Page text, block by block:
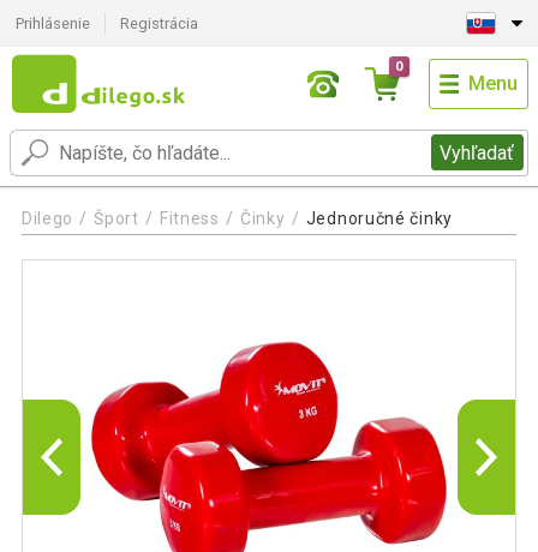
Prihlásenie Registrácia
Vyhľadať
0
Menu
Dilego Šport Fitness Činky Jednoručné činky